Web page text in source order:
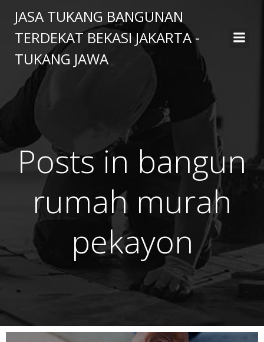
to
content
JASA TUKANG BANGUNAN
TERDEKAT BEKASI JAKARTA -
TUKANG JAWA
Posts in bangun
rumah murah
pekayon